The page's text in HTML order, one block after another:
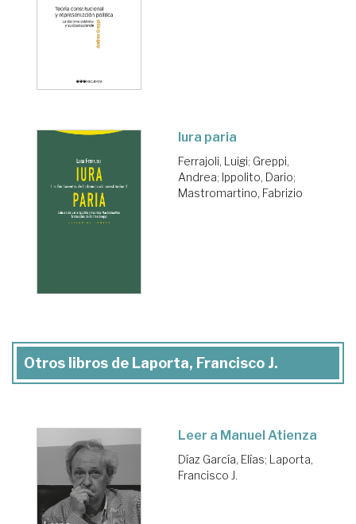
Iura paria
Ferrajoli, Luigi; Greppi,
Andrea; Ippolito, Dario;
Mastromartino, Fabrizio
Otros libros de Laporta, Francisco J.
Leer a Manuel Atienza
Díaz García, Elías; Laporta,
Francisco J.